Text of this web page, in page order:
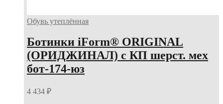
Обувь утеплённая
Ботинки iForm® ORIGINAL
(ОРИДЖИНАЛ) с КП шерст. мех
бот-174-юз
4 434 ₽